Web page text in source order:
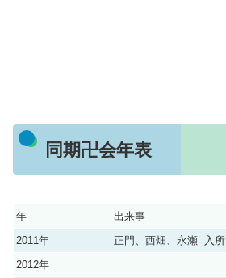
同期卍会年表
年
出来事
2011年
正門、西畑、永瀬 入所
2012年